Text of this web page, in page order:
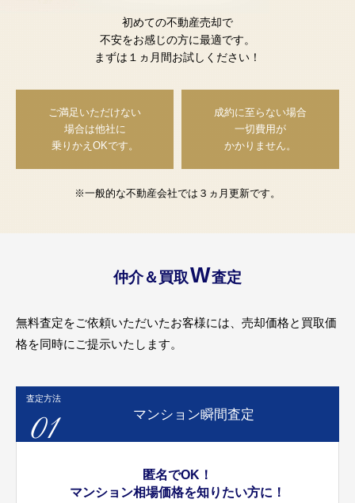
初めての不動産売却で
不安をお感じの方に最適です。
まずは１ヵ月間お試しください！
ご満足いただけない
場合は他社に
乗りかえOKです。
成約に至らない場合
一切費用が
かかりません。
※一般的な不動産会社では３ヵ月更新です。
仲介＆買取W査定
無料査定をご依頼いただいたお客様には、売却価格と買取価
格を同時にご提示いたします。
査定方法
01 マンション瞬間査定
匿名でOK！
マンション相場価格を知りたい方に！